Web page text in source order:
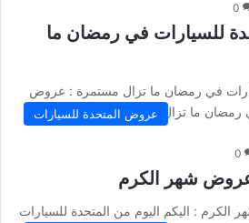
0
للسيارات في رمضان ما
في رمضان ما تزال مستمرة : عروض
رمضان ما تزال مستمرة حتى…
عروض المتحدة للسيارات
0
عروض شهر الكرم
الكرم : اليكم اليوم من المتحدة للسيارات